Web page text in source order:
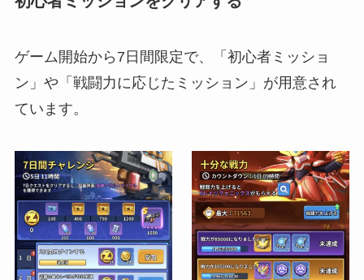
ゲーム開始から7日間限定で、「初心者ミッショ
ン」や「戦闘力に応じたミッション」が用意され
ています。